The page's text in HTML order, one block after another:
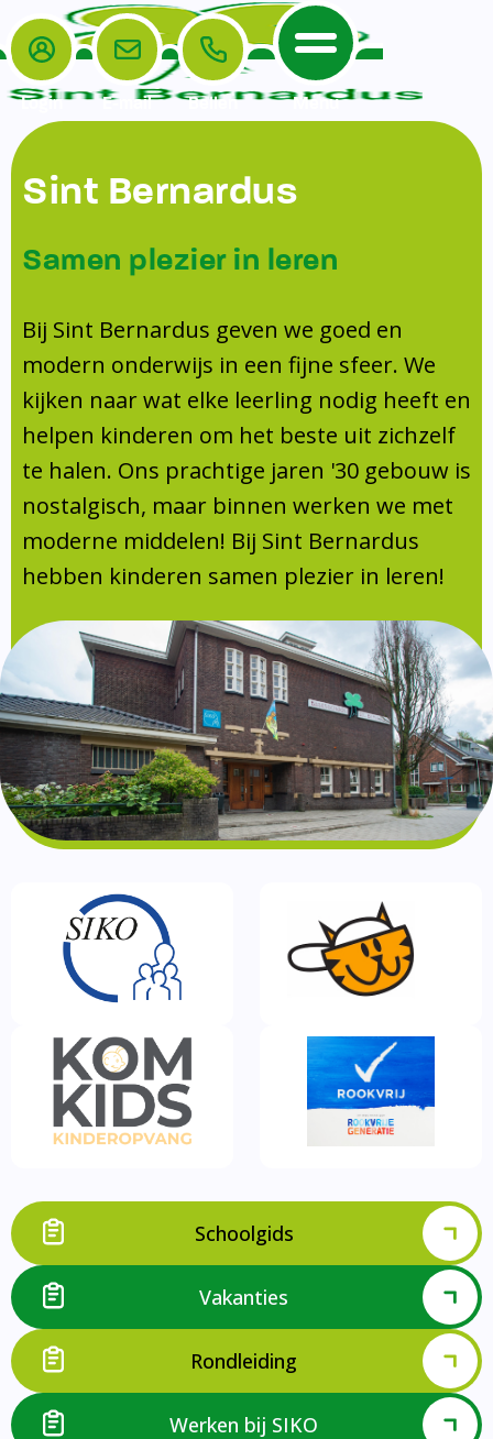
Home
De School
Veiligheidsplan
Onderwijs
Leerlingenraad
Leerlingenzorg
Doorstroomtoets
Jeugdprofessional op school
Centrum Jeugd en Gezin
Schoollogopedie
schoolondersteuningsprofiel
Schooltijden
Absentie
Vakanties
Aanmelden
Schoolgids
Gezonde school
Kinderopvang
BSO
Routebeschrijving
Privacy
Het Team
Ouders
Ouders
TussenSchoolse Opvang (TSO)
Ouderraad (OR)
Medezeggenschapsraad (MR)
Formulieren
Klachtenregeling
Contact
Login E-mail Bellen Menu
Sint Bernardus
Samen plezier in leren
Bij Sint Bernardus geven we goed en
modern onderwijs in een fijne sfeer. We
kijken naar wat elke leerling nodig heeft en
helpen kinderen om het beste uit zichzelf
te halen. Ons prachtige jaren '30 gebouw is
nostalgisch, maar binnen werken we met
moderne middelen! Bij Sint Bernardus
hebben kinderen samen plezier in leren!
Schoolgids
Vakanties
Rondleiding
Werken bij SIKO